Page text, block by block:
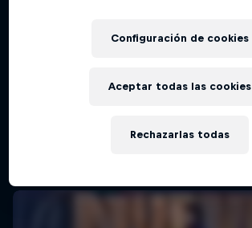
Configuración de cookies
Rechazarlas todas
Aceptar todas las cookies